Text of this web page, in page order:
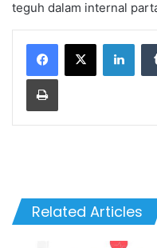
teguh dalam internal
Print
Related Articles